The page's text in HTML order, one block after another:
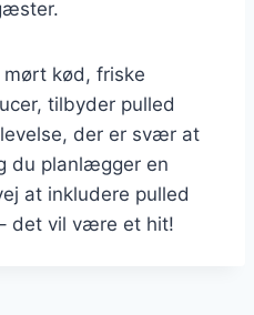
kød, friske
tilbyder pulled
der er svær at
du planlægger en
at inkludere pulled
det vil være et hit!